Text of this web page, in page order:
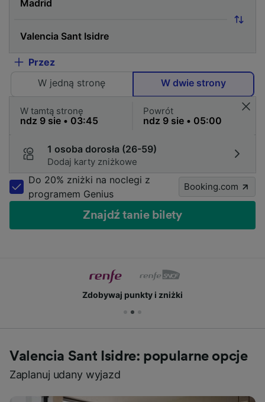
Przez
W jedną stronę
W dwie strony
W tamtą stronę Powrót
1 osoba dorosła (26-59)
Dodaj karty zniżkowe
Do 20% zniżki na noclegi z
programem Genius
Booking.com
Znajdź tanie bilety
Zdobywaj punkty i zniżki
Valencia Sant Isidre: popularne opcje
Zaplanuj udany wyjazd